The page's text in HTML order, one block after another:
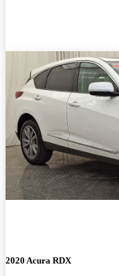
2020 Acura RDX